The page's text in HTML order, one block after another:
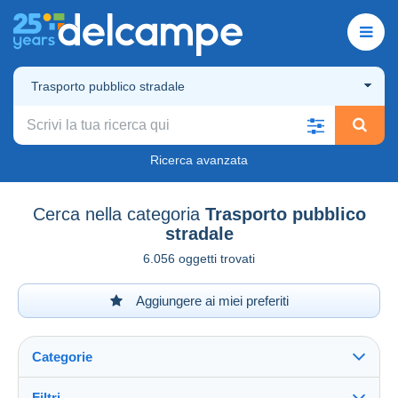
Trasporto pubblico stradale
Ricerca avanzata
Cerca nella categoria Trasporto pubblico
stradale
6.056 oggetti trovati
Aggiungere ai miei preferiti
Categorie